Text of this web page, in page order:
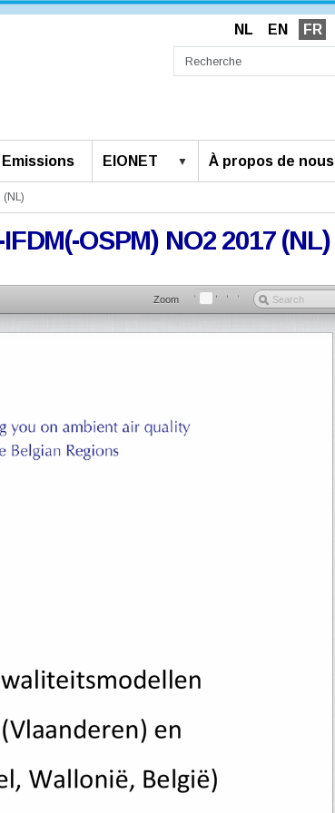
NL EN FR
Emissions EIONET À propos de nous
(NL)
OSPM) NO2 2017 (NL)
Zoom